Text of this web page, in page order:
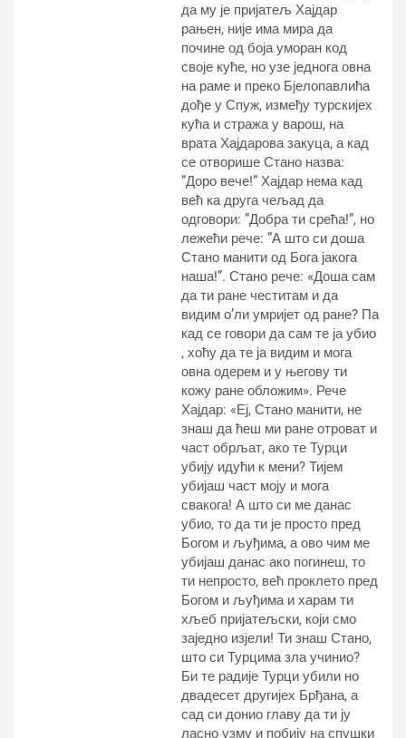
да му је пријатељ Хајдар
рањен, није има мира да
почине од боја уморан код
своје куће, но узе једнога овна
на раме и преко Бјелопавлића
дође у Спуж, између турскијех
кућа и стража у варош, на
врата Хајдарова закуца, а кад
се отворише Стано назва:
”Доро вече!” Хајдар нема кад
већ ка друга чељад да
одговори: ”Добра ти срећа!”, но
лежећи рече: ”А што си доша
Стано манити од Бога јакога
наша!”. Стано рече: «Доша сам
да ти ране честитам и да
видим о’ли умријет од ране? Па
кад се говори да сам те ја убио
, хоћу да те ја видим и мога
овна одерем и у његову ти
кожу ране обложим». Рече
Хајдар: «Еј, Стано манити, не
знаш да ћеш ми ране отроват и
част обрљат, ако те Турци
убију идући к мени? Тијем
убијаш част моју и мога
свакога! А што си ме данас
убио, то да ти је просто пред
Богом и љуђима, а ово чим ме
убијаш данас ако погинеш, то
ти непросто, већ проклето пред
Богом и љуђима и харам ти
хљеб пријатељски, који смо
заједно изјели! Ти знаш Стано,
што си Турцима зла учинио?
Би те радије Турци убили но
двадесет другијех Брђана, а
сад си донио главу да ти ју
ласно узму и побију на спушки